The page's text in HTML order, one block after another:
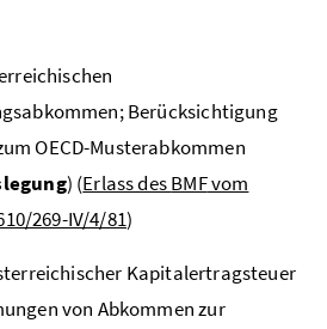
Berücksichtigung
OECD-Musterabkommen
) (Erlass desBMFvom
269-IV/4/81)
Kapitalertragsteuer
von Abkommen zur